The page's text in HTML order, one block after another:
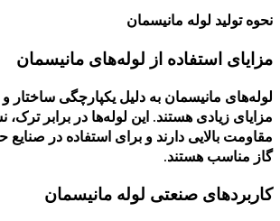
نحوه تولید لوله مانیسمان
مزایای استفاده از لوله‌های مانیسمان
لوله‌های مانیسمان به دلیل یکپارچگی ساختار و
مزایای زیادی هستند. این لوله‌ها در برابر
مقاومت بالایی دارند و برای استفاده در
گاز مناسب هستند.
کاربردهای صنعتی لوله مانیسمان